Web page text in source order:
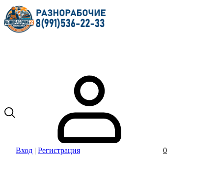
Вход | Регистрация 0